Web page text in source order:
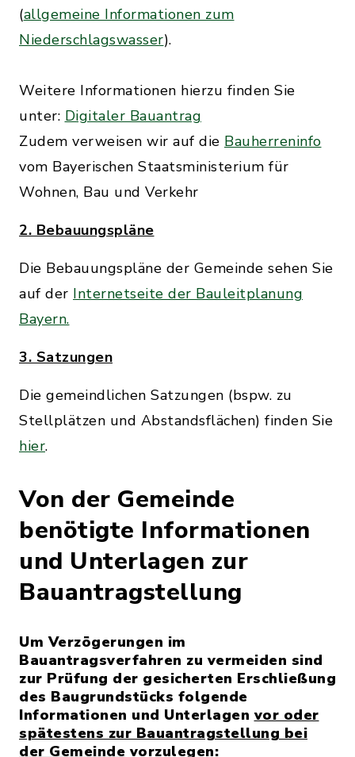
(allgemeine Informationen zum
Niederschlagswasser).
Weitere Informationen hierzu finden Sie
unter: Digitaler Bauantrag
Zudem verweisen wir auf die Bauherreninfo
vom Bayerischen Staatsministerium für
Wohnen, Bau und Verkehr
2. Bebauungspläne
Die Bebauungspläne der Gemeinde sehen Sie
auf der Internetseite der Bauleitplanung
Bayern.
3. Satzungen
Die gemeindlichen Satzungen (bspw. zu
Stellplätzen und Abstandsflächen) finden Sie
hier.
Von der Gemeinde
benötigte Informationen
und Unterlagen zur
Bauantragstellung
Um Verzögerungen im
Bauantragsverfahren zu vermeiden sind
zur Prüfung der gesicherten Erschließung
des Baugrundstücks folgende
Informationen und Unterlagenvor oder
spätestens zur Bauantragstellung bei
der Gemeinde vorzulegen: